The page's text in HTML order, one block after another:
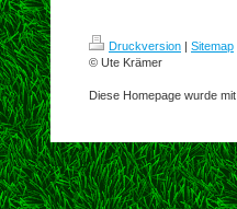
Druckversion | Sitemap
© Ute Krämer
Diese Homepage wurde mit